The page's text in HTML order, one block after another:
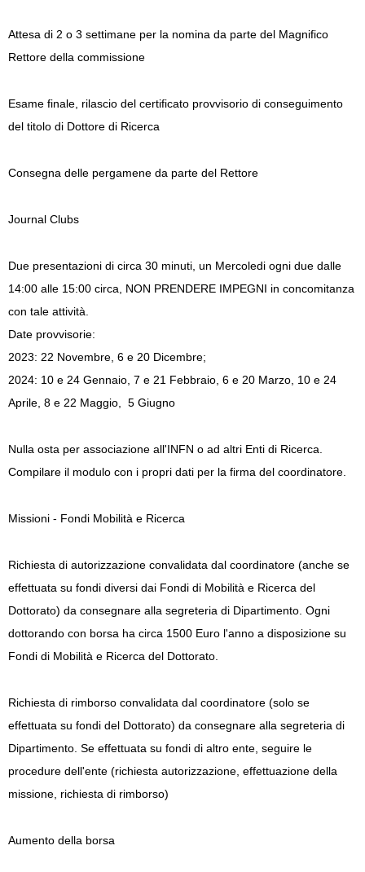
Attesa di 2 o 3 settimane per la nomina da parte del Magnifico
Rettore della commissione
Esame finale, rilascio del certificato provvisorio di conseguimento
del titolo di Dottore di Ricerca
Consegna delle pergamene da parte del Rettore
Journal Clubs
Due presentazioni di circa 30 minuti, un Mercoledi ogni due dalle
14:00 alle 15:00 circa, NON PRENDERE IMPEGNI in concomitanza
con tale attività.
Date provvisorie:
2023: 22 Novembre, 6 e 20 Dicembre;
2024: 10 e 24 Gennaio, 7 e 21 Febbraio, 6 e 20 Marzo, 10 e 24
Aprile, 8 e 22 Maggio,
5 Giugno
Nulla osta per associazione all'INFN o ad altri Enti di Ricerca.
Compilare il modulo con i propri dati per la firma del coordinatore.
Missioni - Fondi Mobilità e Ricerca
Richiesta di autorizzazione convalidata dal coordinatore (anche se
effettuata su fondi diversi dai Fondi di Mobilità e Ricerca del
Dottorato) da consegnare alla segreteria di Dipartimento. Ogni
dottorando con borsa ha circa 1500 Euro l'anno a disposizione su
Fondi di Mobilità e Ricerca del Dottorato.
Richiesta di rimborso convalidata dal coordinatore (solo se
effettuata su fondi del Dottorato) da consegnare alla segreteria di
Dipartimento. Se effettuata su fondi di altro ente, seguire le
procedure dell'ente (richiesta autorizzazione, effettuazione della
missione, richiesta di rimborso)
Aumento della borsa